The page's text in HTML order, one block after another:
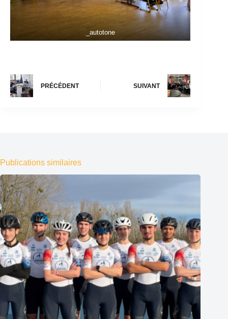
_autotone
PRÉCÉDENT SUIVANT
Publications similaires